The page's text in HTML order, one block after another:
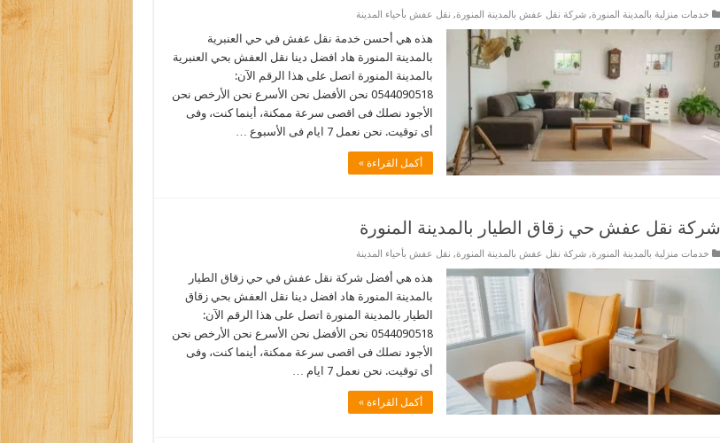
خدمات منزلية بالمدينة المنورة,شركة نقل عفش بالمدينة المنورة, نقل عفش بأحياء المدينة
هذه هي أحسن خدمة نقل عفش في حي العنبرية
بالمدينة المنورة هاد افضل دينا نقل العفش بحي العنبرية
بالمدينة المنورة اتصل على هذا الرقم الآن:
0544090518 نحن الأفضل نحن الأسرع نحن الأرخص نحن
الأجود نصلك فى اقصى سرعة ممكنة، أينما كنت، وفى
أى توقيت. نحن نعمل 7 ايام فى الأسبوع …
أكمل القراءة »
شركة نقل عفش حي زقاق الطيار بالمدينة المنورة
خدمات منزلية بالمدينة المنورة,شركة نقل عفش بالمدينة المنورة, نقل عفش بأحياء المدينة
هذه هي أفضل شركة نقل عفش في حي زقاق الطيار
بالمدينة المنورة هاد افضل دينا نقل العفش بحي زقاق
الطيار بالمدينة المنورة اتصل على هذا الرقم الآن:
0544090518 نحن الأفضل نحن الأسرع نحن الأرخص نحن
الأجود نصلك فى اقصى سرعة ممكنة، أينما كنت، وفى
أى توقيت. نحن نعمل 7 ايام …
أكمل القراءة »